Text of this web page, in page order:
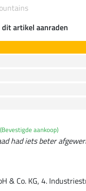
artikel aanraden
(Bevestigde aankoop)
had iets beter
& Co. KG, 4.